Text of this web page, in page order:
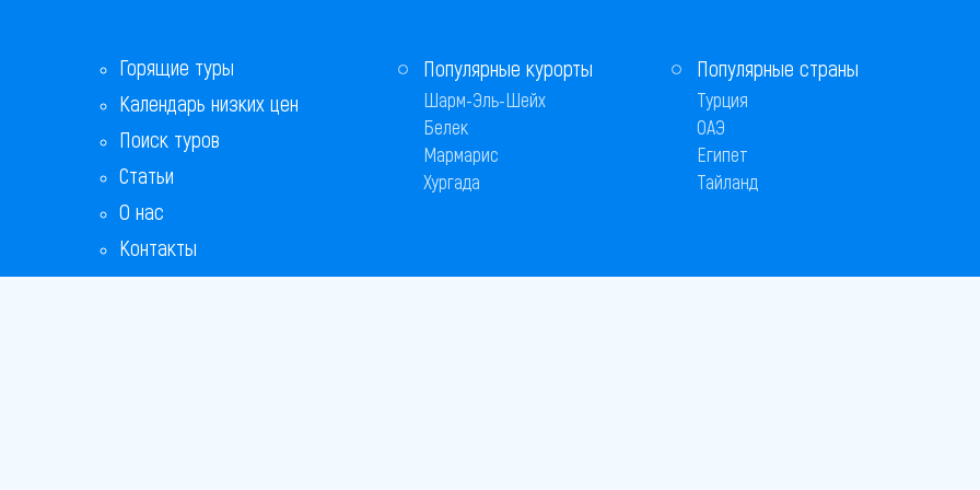
Горящие туры
Календарь низких цен
Поиск туров
Статьи
О нас
Контакты
Бонусная программа
Популярные курорты
Шарм-Эль-Шейх
Белек
Мармарис
Хургада
Популярные страны
Турция
ОАЭ
Египет
Тайланд